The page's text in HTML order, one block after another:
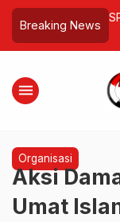
Breaking News
Banyak Siswa
atau Kurang
menu
Organisasi
Aksi
Umat